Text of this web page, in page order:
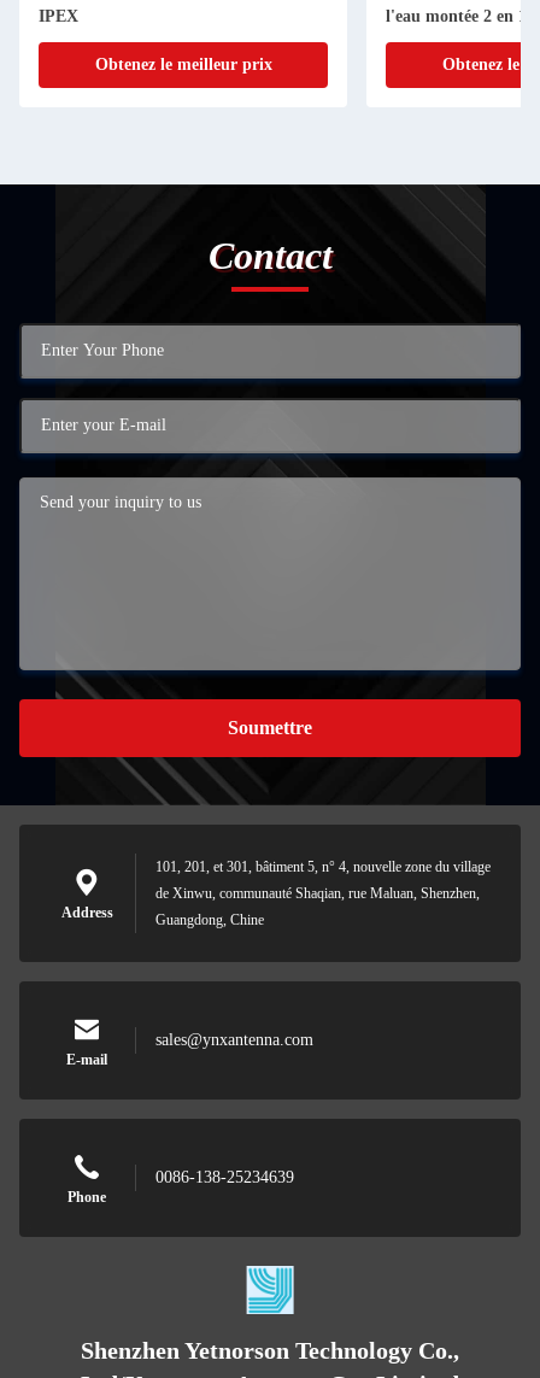
IPEX
Obtenez le meilleur prix
l'eau montée 2 en 1
GSM WIFI 4G
Obtenez le
Contact
Soumettre
Address
101, 201, et 301, bâtiment 5, n° 4, nouvelle zone du village
de Xinwu, communauté Shaqian, rue Maluan, Shenzhen,
Guangdong, Chine
E-mail
sales@ynxantenna.com
Phone
0086-138-25234639
Shenzhen Yetnorson Technology Co.,